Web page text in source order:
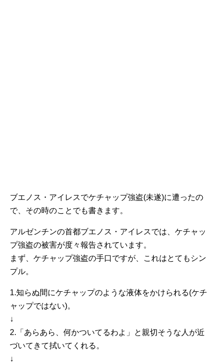
ブエノス・アイレスでケチャップ強盗(未遂)に遭ったの
で、その時のことでも書きます。
アルゼンチンの首都ブエノス・アイレスでは、ケチャッ
プ強盗の被害が度々報告されています。
まず、ケチャップ強盗の手口ですが、これはとてもシン
プル。
1.知らぬ間にケチャップのような液体をかけられる(ケチ
ャップではない)。
↓
2.「あらあら、何かついてるわよ」と親切そうな人が近
づいてきて拭いてくれる。
↓